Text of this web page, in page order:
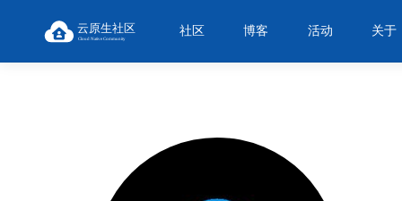
社区 博客 活动 关于